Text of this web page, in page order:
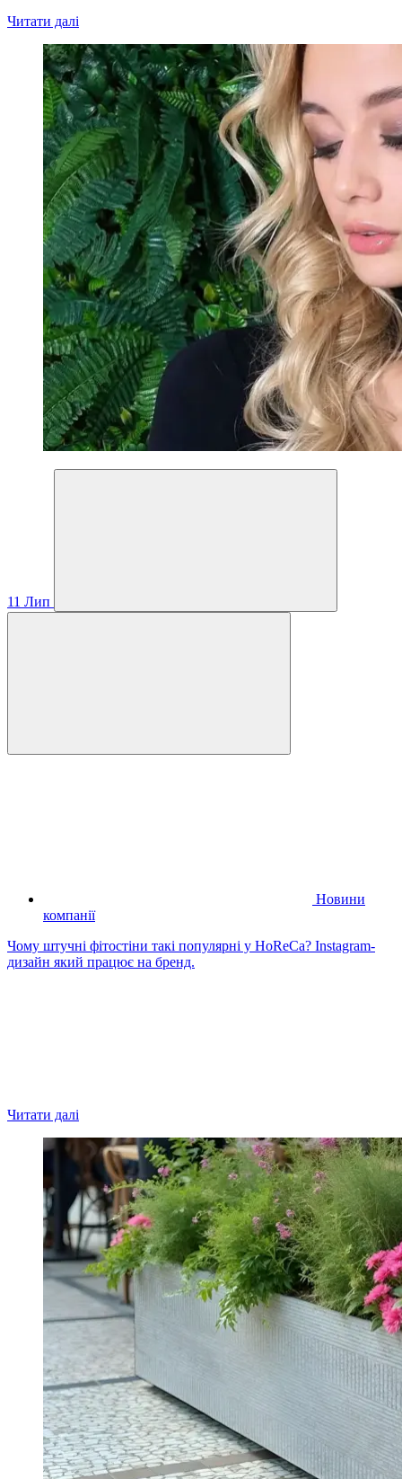
Читати далі
11 Лип
Новини
компанії
Чому штучні фітостіни такі популярні у HoReCa? Instagram-
дизайн який працює на бренд.
Читати далі